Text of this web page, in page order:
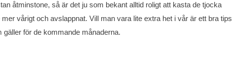
åtminstone, så är det ju som bekant alltid roligt att kasta de tjocka
vårigt och avslappnat. Vill man vara lite extra het i vår är ett bra tips
för de kommande månaderna.